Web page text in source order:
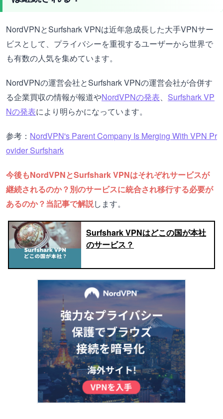
NordVPNとSurfshark VPNは近年急成長した大手VPNサー
ビスとして、プライバシーを重視するユーザーから世界で
も有数の人気を集めています。
NordVPNの運営会社とSurfshark VPNの運営会社が合併す
る企業買収の情報が報道やNordVPNの発表、 Surfshark VP
Nの発表により明らかになっています。
参考： NordVPN's Parent Company Is Merging With VPN Pr
ovider Surfshark
今後もNordVPNとSurfshark VPNはそれぞれサービスが
継続されるのか？別のサービスに統合され移行する必要が
あるのか？当記事で解説します。
Surfshark VPNはどこの国が本社
のサービス？